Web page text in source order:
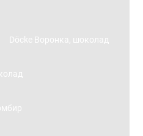
Döcke Воронка, шоколад